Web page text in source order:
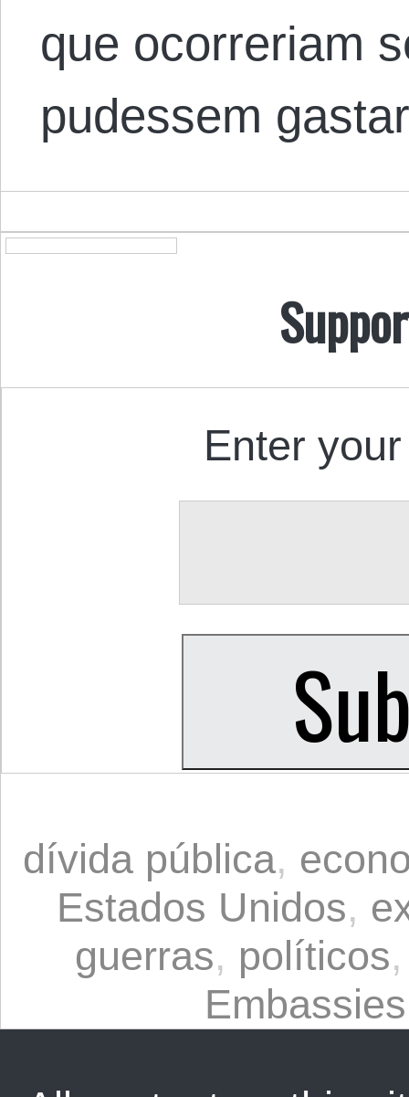
que ocorreriam
pudessem
Enter
dívida pública,
Estados Unidos,
guerras, políticos
Embassies